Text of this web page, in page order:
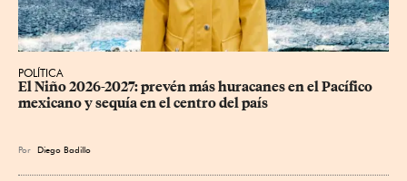
POLÍTICA
El Niño 2026-2027: prevén más huracanes en el Pacífico
mexicano y sequía en el centro del país
Por Diego Badillo